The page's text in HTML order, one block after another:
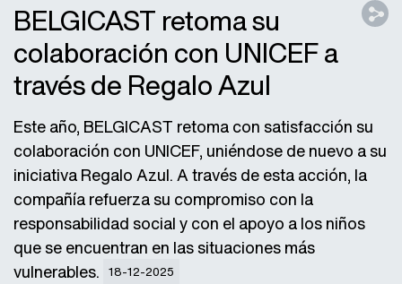
BELGICAST retoma su
colaboración con UNICEF a
través de Regalo Azul
Este año, BELGICAST retoma con satisfacción su
colaboración con UNICEF, uniéndose de nuevo a su
iniciativa Regalo Azul. A través de esta acción, la
compañía refuerza su compromiso con la
responsabilidad social y con el apoyo a los niños
que se encuentran en las situaciones más
vulnerables. 18-12-2025